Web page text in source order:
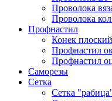
Проволока
Проволока
Профнастил
Конек
Профнастил
Профнастил
Саморезы
Сетка
Сетка